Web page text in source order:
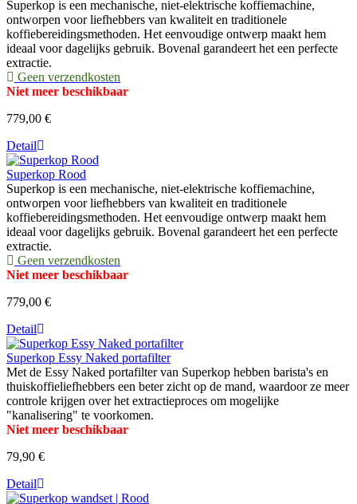
Superkop is een mechanische, niet-elektrische koffiemachine,
ontworpen voor liefhebbers van kwaliteit en traditionele
koffiebereidingsmethoden. Het eenvoudige ontwerp maakt hem
ideaal voor dagelijks gebruik. Bovenal garandeert het een perfecte
extractie.
Geen verzendkosten
Niet meer beschikbaar
779,00 €
Detail
Superkop Rood
Superkop is een mechanische, niet-elektrische koffiemachine,
ontworpen voor liefhebbers van kwaliteit en traditionele
koffiebereidingsmethoden. Het eenvoudige ontwerp maakt hem
ideaal voor dagelijks gebruik. Bovenal garandeert het een perfecte
extractie.
Geen verzendkosten
Niet meer beschikbaar
779,00 €
Detail
Superkop Essy Naked portafilter
Met de Essy Naked portafilter van Superkop hebben barista's en
thuiskoffieliefhebbers een beter zicht op de mand, waardoor ze meer
controle krijgen over het extractieproces om mogelijke
"kanalisering" te voorkomen.
Niet meer beschikbaar
79,90 €
Detail